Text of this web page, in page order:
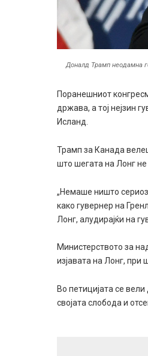
Доналд Трамп неодамна
Поранешниот
држава, а тој нејзин
Исланд.
Трамп за Канада
што шегата на Лонг
„Немаше ништо
како гувернер на
Лонг, алудирајќи на
Министерството за
изјавата на Лонг,
Во петицијата се
својата слобода и